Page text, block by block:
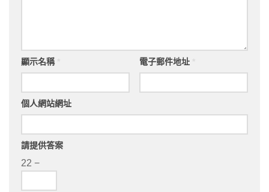
顯示名稱 電子郵件地址
個人網站網址
請提供答案
22 −